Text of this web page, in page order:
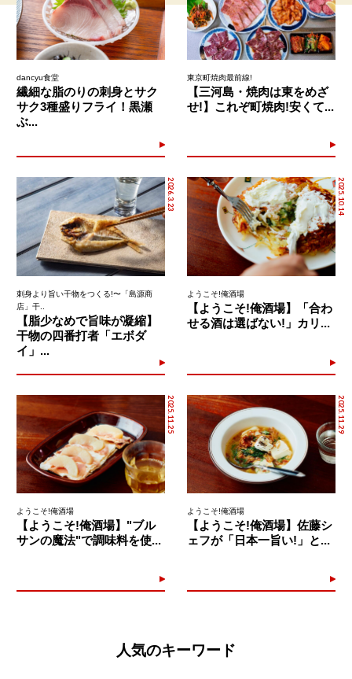
dancyu食堂
繊細な脂のりの刺身とサク
サク3種盛りフライ！黒瀬
ぶ...
東京町焼肉最前線!
【三河島・焼肉は東をめざ
せ!】これぞ町焼肉!安くて...
2026.3.23
刺身より旨い干物をつくる!〜「島源商
店」干..
【脂少なめで旨味が凝縮】
干物の四番打者「エボダ
イ」...
2025.10.14
ようこそ!俺酒場
【ようこそ!俺酒場】「合わ
せる酒は選ばない!」カリ...
2025.11.25
ようこそ!俺酒場
【ようこそ!俺酒場】"ブル
サンの魔法"で調味料を使...
2025.11.29
ようこそ!俺酒場
【ようこそ!俺酒場】佐藤シ
ェフが「日本一旨い!」と...
人気のキーワード